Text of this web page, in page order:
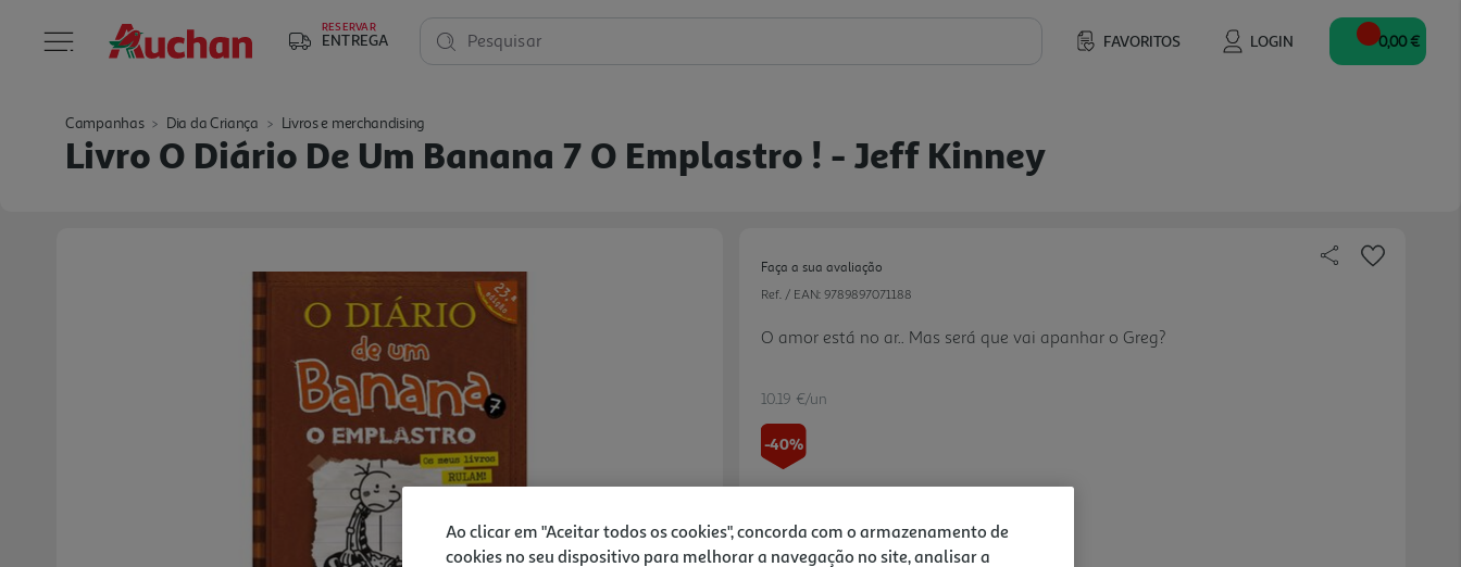
RESERVAR
ENTREGA FAVORITOS LOGIN
Pesquisar 0,00 €
Campanhas Dia da Criança Livros e merchandising
Livro O Diário De Um Banana 7 O Emplastro ! - Jeff Kinney
Faça a sua avaliação
Ref. / EAN: 9789897071188
O amor está no ar.. Mas será que vai apanhar o Greg?
10.19 €/un
-40%
10,19 €
de 31/7/2026 a 31/8/2026
Ao clicar em "Aceitar todos os cookies", concorda com o armazenamento de
cookies no seu dispositivo para melhorar a navegação no site, analisar a